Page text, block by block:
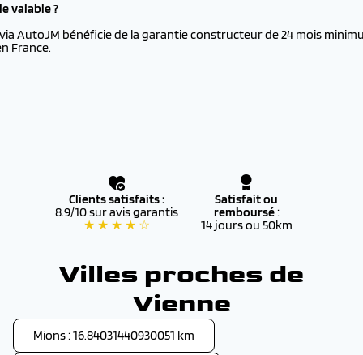
valable ?
AutoJM bénéficie de la garantie constructeur de 24 mois
France.
Clients satisfaits :
8.9/10 sur avis garantis
★ ★ ★ ★ ☆
Satisfait ou
remboursé:
14 jours ou 50km
Villes proches de
Vienne
Mions : 16.84031440930051 km